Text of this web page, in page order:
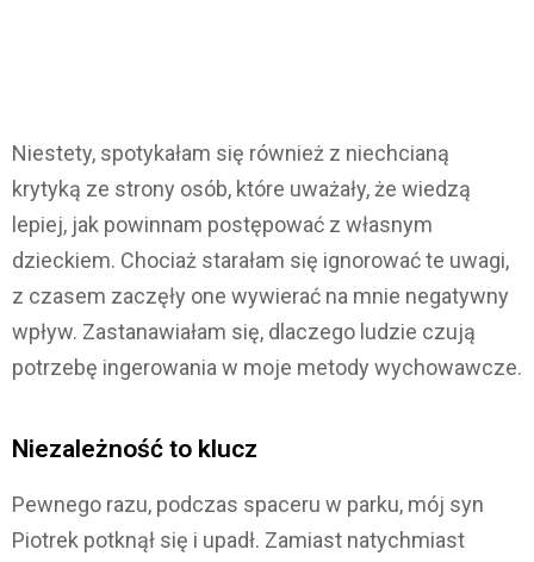
Niestety, spotykałam się również z niechcianą
krytyką ze strony osób, które uważały, że wiedzą
lepiej, jak powinnam postępować z własnym
dzieckiem. Chociaż starałam się ignorować te uwagi,
z czasem zaczęły one wywierać na mnie negatywny
wpływ. Zastanawiałam się, dlaczego ludzie czują
potrzebę ingerowania w moje metody wychowawcze.
Niezależność to klucz
Pewnego razu, podczas spaceru w parku, mój syn
Piotrek potknął się i upadł. Zamiast natychmiast